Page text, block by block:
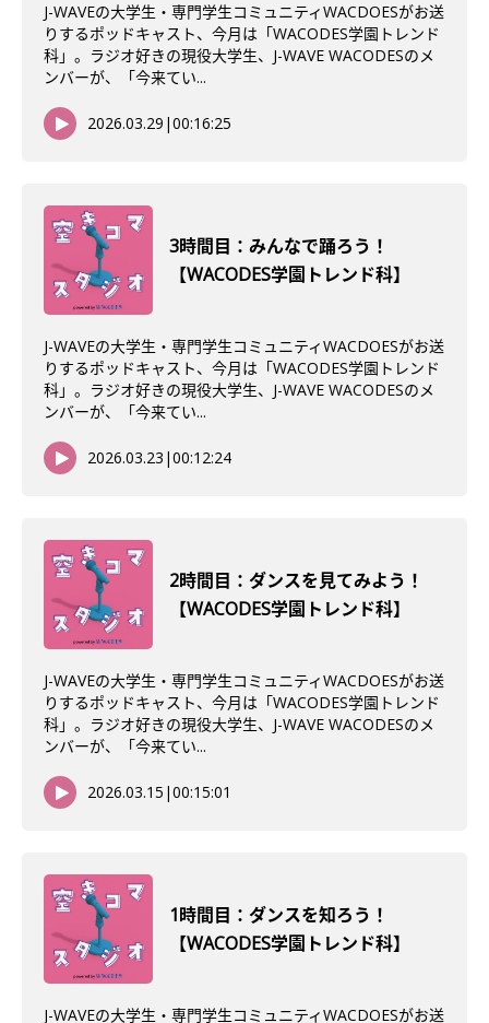
J-WAVEの大学生・専門学生コミュニティWACDOESがお送
りするポッドキャスト、今月は「WACODES学園トレンド
科」。ラジオ好きの現役大学生、J-WAVE WACODESのメ
ンバーが、「今来てい...
2026.03.29 |00:16:25
3時間目：みんなで踊ろう！
【WACODES学園トレンド科】
J-WAVEの大学生・専門学生コミュニティWACDOESがお送
りするポッドキャスト、今月は「WACODES学園トレンド
科」。ラジオ好きの現役大学生、J-WAVE WACODESのメ
ンバーが、「今来てい...
2026.03.23 |00:12:24
2時間目：ダンスを見てみよう！
【WACODES学園トレンド科】
J-WAVEの大学生・専門学生コミュニティWACDOESがお送
りするポッドキャスト、今月は「WACODES学園トレンド
科」。ラジオ好きの現役大学生、J-WAVE WACODESのメ
ンバーが、「今来てい...
2026.03.15 |00:15:01
1時間目：ダンスを知ろう！
【WACODES学園トレンド科】
J-WAVEの大学生・専門学生コミュニティWACDOESがお送